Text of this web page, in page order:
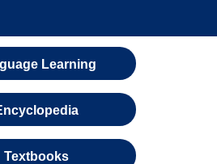
Learning
Textbooks